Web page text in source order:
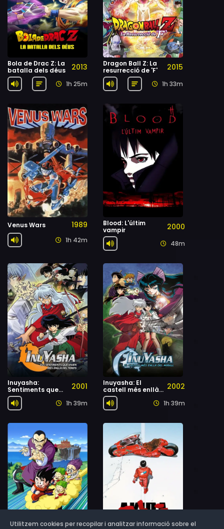
Bola de Drac Z: La
batalla dels déus
2013
1h 25m
Dragon Ball Z: La
resurrecció de 'F'
2015
1h 33m
Venus Wars 1989
1h 42m
Blood: L'últim
vampir
2000
48m
Inuyasha:
Sentiments que
viuen més enllà
del temps
2001
1h 39m
Inuyasha: El
castell més enllà
del mirall
2002
1h 39m
Utilitzem cookies per recopilar i analitzar informació sobre el